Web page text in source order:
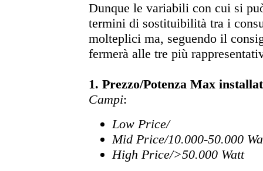
Dunque le variabili con cui si
termini di sostituibilità tra i
molteplici ma, seguendo il
fermerà alle tre più
1. Prezzo/Potenza Max
Campi:
Low Price/
Mid Price/10.000-50.000
High Price/>50.000 Watt